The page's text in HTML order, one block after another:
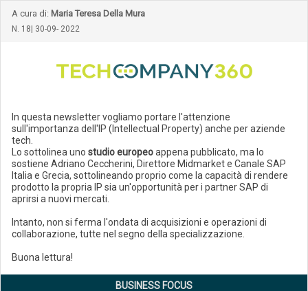
A cura di: Maria Teresa Della Mura
N. 18| 30-09- 2022
In questa newsletter vogliamo portare l'attenzione
sull'importanza dell'IP (Intellectual Property) anche per aziende
tech.
Lo sottolinea uno studio europeoappena pubblicato, ma lo
sostiene Adriano Ceccherini, Direttore Midmarket e Canale SAP
Italia e Grecia, sottolineando proprio come la capacità di rendere
prodotto la propria IP sia un'opportunità per i partner SAP di
aprirsi a nuovi mercati.
Intanto, non si ferma l'ondata di acquisizioni e operazioni di
collaborazione, tutte nel segno della specializzazione.
Buona lettura!
BUSINESS FOCUS